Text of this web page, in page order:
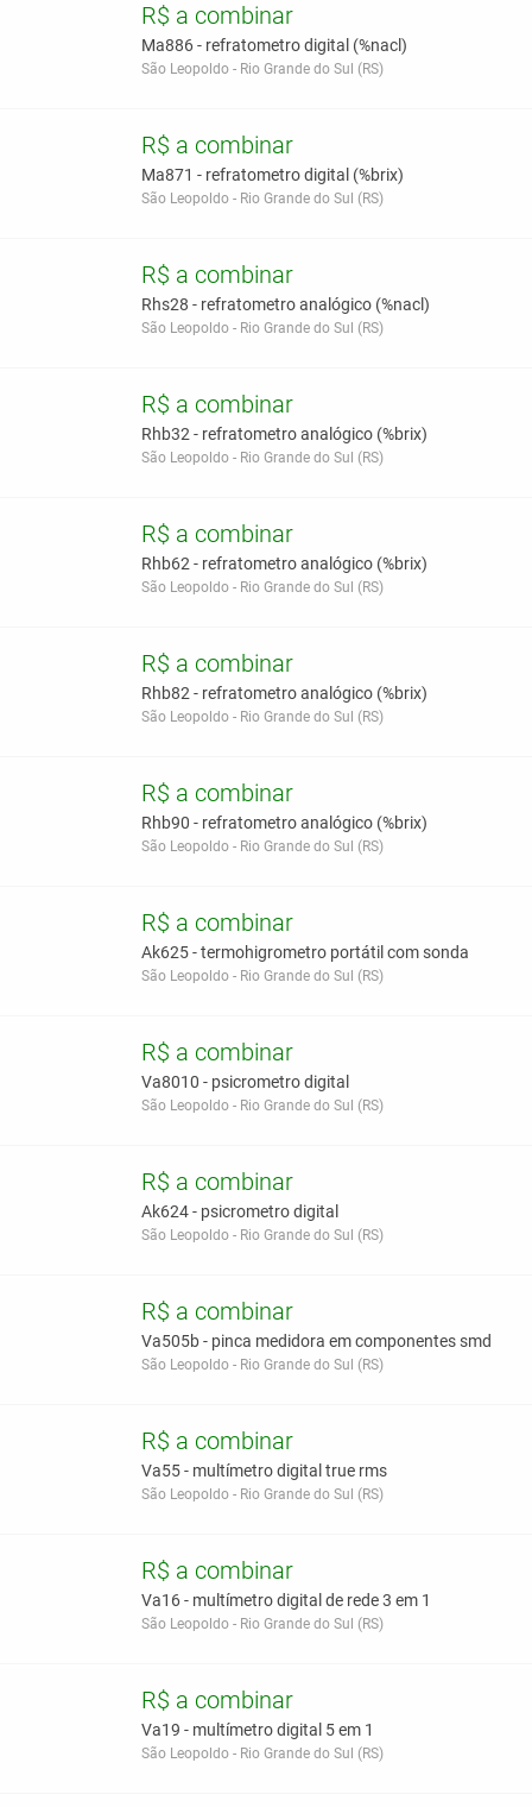
R$ a combinar
Ma886 - refratometro digital (%nacl)
São Leopoldo - Rio Grande do Sul (RS)
R$ a combinar
Ma871 - refratometro digital (%brix)
São Leopoldo - Rio Grande do Sul (RS)
R$ a combinar
Rhs28 - refratometro analógico (%nacl)
São Leopoldo - Rio Grande do Sul (RS)
R$ a combinar
Rhb32 - refratometro analógico (%brix)
São Leopoldo - Rio Grande do Sul (RS)
R$ a combinar
Rhb62 - refratometro analógico (%brix)
São Leopoldo - Rio Grande do Sul (RS)
R$ a combinar
Rhb82 - refratometro analógico (%brix)
São Leopoldo - Rio Grande do Sul (RS)
R$ a combinar
Rhb90 - refratometro analógico (%brix)
São Leopoldo - Rio Grande do Sul (RS)
R$ a combinar
Ak625 - termohigrometro portátil com sonda
São Leopoldo - Rio Grande do Sul (RS)
R$ a combinar
Va8010 - psicrometro digital
São Leopoldo - Rio Grande do Sul (RS)
R$ a combinar
Ak624 - psicrometro digital
São Leopoldo - Rio Grande do Sul (RS)
R$ a combinar
Va505b - pinca medidora em componentes smd
São Leopoldo - Rio Grande do Sul (RS)
R$ a combinar
Va55 - multímetro digital true rms
São Leopoldo - Rio Grande do Sul (RS)
R$ a combinar
Va16 - multímetro digital de rede 3 em 1
São Leopoldo - Rio Grande do Sul (RS)
R$ a combinar
Va19 - multímetro digital 5 em 1
São Leopoldo - Rio Grande do Sul (RS)